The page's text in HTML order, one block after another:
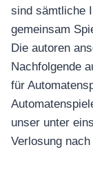
sind sämtliche
gemeinsam
Die autoren
Nachfolgende
für
unser unter
Verlosung